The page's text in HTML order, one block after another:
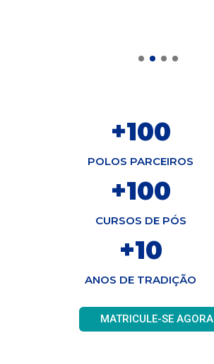
+100
POLOS PARCEIROS
+100
CURSOS DE PÓS
+10
ANOS DE TRADIÇÃO
MATRICULE-SE AGORA